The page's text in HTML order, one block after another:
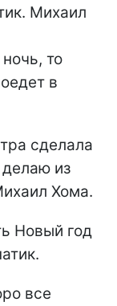
Михаил
то
в
сделала
из
Хома.
Новый год
все